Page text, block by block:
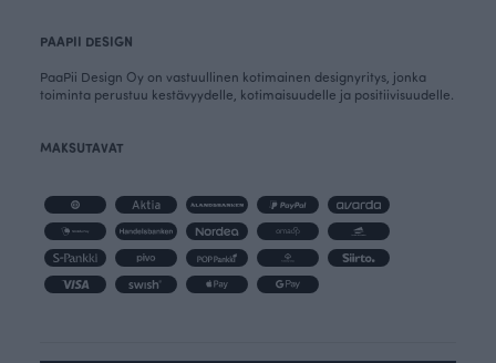
PAAPII DESIGN
PaaPii Design Oy on vastuullinen kotimainen designyritys, jonka
toiminta perustuu kestävyydelle, kotimaisuudelle ja positiivisuudelle.
MAKSUTAVAT